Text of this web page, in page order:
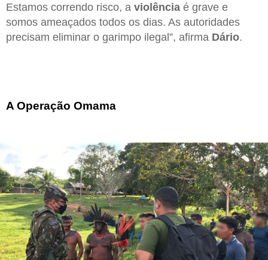
Estamos correndo risco, a violência é grave e
somos ameaçados todos os dias. As autoridades
precisam eliminar o garimpo ilegal”, afirma Dário.
A Operação Omama